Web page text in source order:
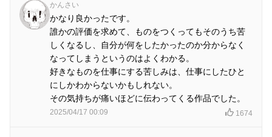
かんさい
かなり良かったです。
誰かの評価を求めて、ものをつくってもそのうち苦
しくなるし、自分が何をしたかったのか分からなく
なってしまうというのはよくわかる。
好きなものを仕事にする苦しみは、仕事にしたひと
にしかわからないかもしれない。
その気持ちが痛いほどに伝わってくる作品でした。
2025/04/17 00:09 1674